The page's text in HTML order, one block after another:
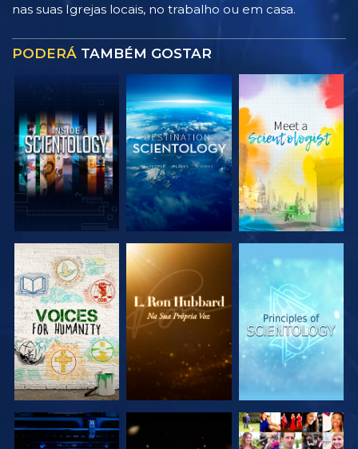
nas suas Igrejas locais, no trabalho ou em casa.
PODERÁ TAMBÉM GOSTAR
EXPLORAR A
SÉRIE
EXPLORAR A
SÉRIE
EXPLORAR A
SÉRIE